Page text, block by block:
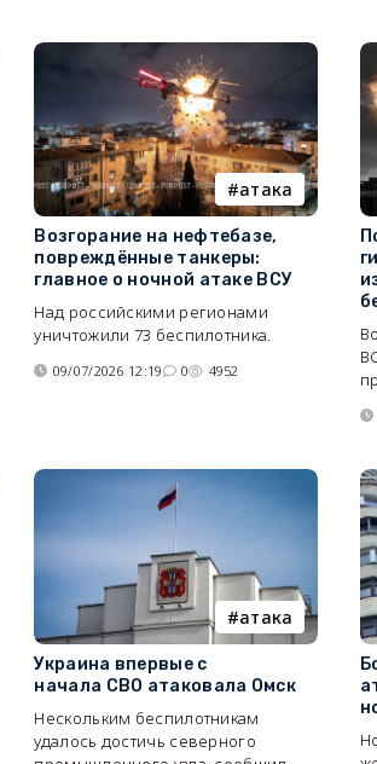
атака
Возгорание на нефтебазе,
повреждённые танкеры:
главное о ночной атаке ВСУ
Над российскими регионами
уничтожили 73 беспилотника.
09/07/2026 12:19 0 4952
атака
Украина впервые с
начала СВО атаковала Омск
Нескольким беспилотникам
удалось достичь северного